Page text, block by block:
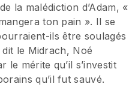
la malédiction d’Adam, «
ton pain ». Il se
ils être soulagés
le Midrach, Noé
le mérite qu’il s’investit
qu’il fut sauvé.